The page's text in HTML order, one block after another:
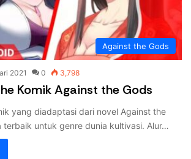
Against the Gods
2021 0 3,798
Komik Against the Gods
yang diadaptasi dari novel Against the
terbaik untuk genre dunia kultivasi. Alur…